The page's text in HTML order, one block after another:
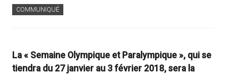
COMMUNIQUÉ
La « Semaine Olympique et Paralympique », qui se
tiendra du 27 janvier au 3 février 2018, sera la